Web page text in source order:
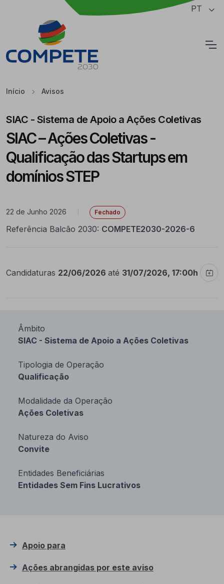
Saltar para o conteúdo principal da página PT
Início Avisos
SIAC - Sistema de Apoio a Ações Coletivas
SIAC – Ações Coletivas -
Qualificação das Startups em
domínios STEP
22 de Junho 2026 Fechado
Referência Balcão 2030: COMPETE2030-2026-6
Candidaturas 22/06/2026 até 31/07/2026, 17:00h
Âmbito
SIAC - Sistema de Apoio a Ações Coletivas
Tipologia de Operação
Qualificação
Modalidade da Operação
Ações Coletivas
Natureza do Aviso
Convite
Entidades Beneficiárias
Entidades Sem Fins Lucrativos
Apoio para
Ações abrangidas por este aviso